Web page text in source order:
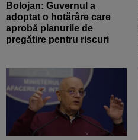
Bolojan: Guvernul a
adoptat o hotărâre care
aprobă planurile de
pregătire pentru riscuri